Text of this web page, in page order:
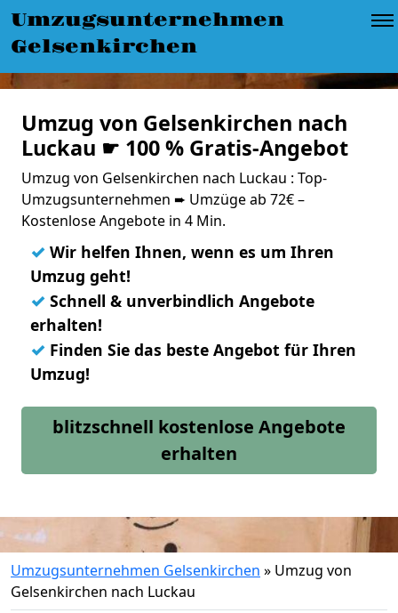
Umzugsunternehmen
Gelsenkirchen
Umzug von Gelsenkirchen nach
Luckau ☛ 100 % Gratis-Angebot
Umzug von Gelsenkirchen nach Luckau : Top-
Umzugsunternehmen ➨ Umzüge ab 72€ –
Kostenlose Angebote in 4 Min.
✓ Wir helfen Ihnen, wenn es um Ihren
Umzug geht!
✓ Schnell & unverbindlich Angebote
erhalten!
✓ Finden Sie das beste Angebot für Ihren
Umzug!
blitzschnell kostenlose Angebote
erhalten
Umzugsunternehmen Gelsenkirchen » Umzug von
Gelsenkirchen nach Luckau